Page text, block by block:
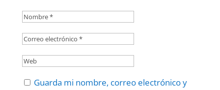
Guarda mi nombre, correo electrónico y